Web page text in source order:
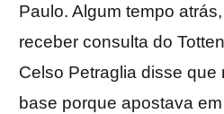
Paulo. Algum tempo
receber consulta do
Celso Petraglia disse que
base porque apostava